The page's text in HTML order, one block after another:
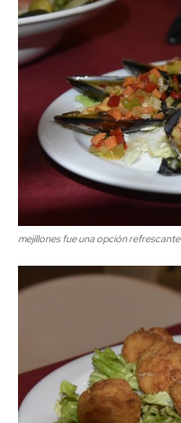
mejillones fue una opción refrescante